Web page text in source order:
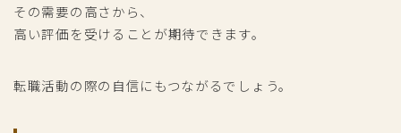
その需要の高さから、
高い評価を受けることが期待できます。
転職活動の際の自信にもつながるでしょう。